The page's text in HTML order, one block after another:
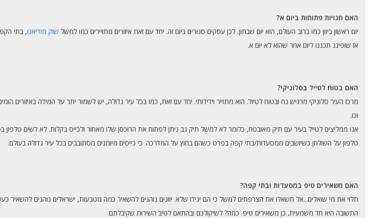
האם חנויות פתוחות ביום א?
יום ראשון ביוון כמו ברוב העולם, הוא יום שבתון. לכן עסקים סגורים ביום זה. יחד עם זאת איזורים מתויירים כמו למשל שוק מודיאנו, בתי
אז שופינג תכננו ליום אחר שהוא לא יום א.
האם בטוח לטייל בסלוניקי?
מרכז העיר סלוניקי מרגיש נח ובטוח לטיול. הוא מתוייר וידידותי. יחד עם זאת, כמו בכל עיר גדולה, יש לשמור יתר על המידה
וכו.
אנו ממליצים לטייל בעיר עם תיק מאובטח, כלומר לא למשל תיק גב ניתן לפתוח את הרוכסן שלו מאחור ולכייס בקלות. לא לשים
טלפון על השולחן כשיושבים ממסעדות/בתי קפה בפרט כשהם בחוץ על המדרכה. כי כייסים מיומנים מסתובבים בכל עיר גדולה בעולם.
האם משאירים טיפ במסעדות ובתי קפה?
תלוי את מי שואלים...אל תשאלו את הצרפתים למשל כי הם יגידו שלא. יוונים נוהגים להשאיר כמה מטבעות, ישראלים נוהגים להשאיר
התשובה היא חד משמעית, כן משאירים טיפ. כמה? לשיקולכם ובהתאם לטיב השירות שקיבלתם.